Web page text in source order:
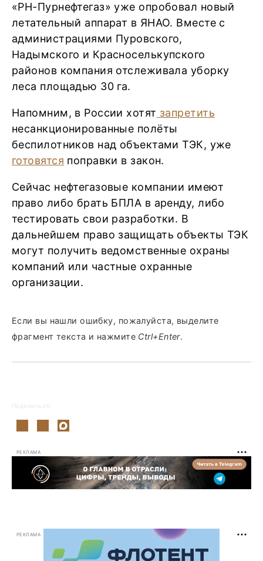
«РН-Пурнефтегаз» уже опробовал новый
летательный аппарат в ЯНАО. Вместе с
администрациями Пуровского,
Надымского и Красноселькупского
районов компания отслеживала уборку
леса площадью 30 га.
Напомним, в России хотят запретить
несанкционированные полёты
беспилотников над объектами ТЭК, уже
готовятся поправки в закон.
Сейчас нефтегазовые компании имеют
право либо брать БПЛА в аренду, либо
тестировать свои разработки. В
дальнейшем право защищать объекты ТЭК
могут получить ведомственные охраны
компаний или частные охранные
организации.
Если вы нашли ошибку, пожалуйста, выделите
фрагмент текста и нажмите Ctrl+Enter.
Поделиться:
РЕКЛАМА
РЕКЛАМА